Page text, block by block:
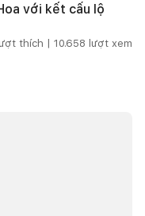
với kết cấu lộ
thích | 10.658 lượt xem